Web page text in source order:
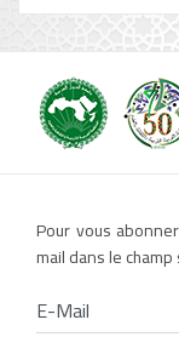
Pour vous
mail dans le